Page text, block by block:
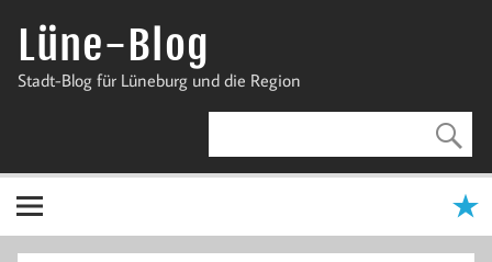
InhaltLüne-Blog
Stadt-Blog für Lüneburg und die Region